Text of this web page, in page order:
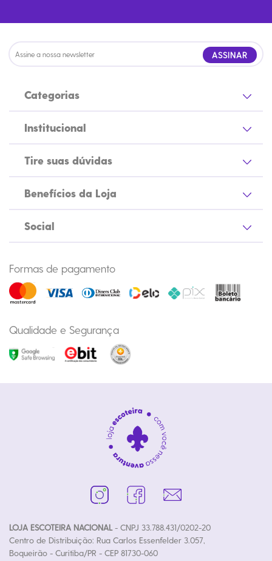
ASSINAR
Categorias
Institucional
Tire suas dúvidas
Benefícios da Loja
Social
Formas de pagamento
Qualidade e Segurança
LOJA ESCOTEIRA NACIONAL- CNPJ 33.788.431/0202-20
Centro de Distribuição: Rua Carlos Essenfelder 3.057,
Boqueirão - Curitiba/PR - CEP 81730-060